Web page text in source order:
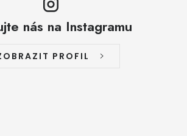
nás na Instagramu
PROFIL